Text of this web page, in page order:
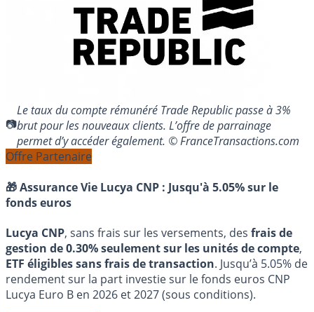
Le taux du compte rémunéré Trade Republic passe à 3%
brut pour les nouveaux clients. L’offre de parrainage
permet d’y accéder également. © FranceTransactions.com
Offre Partenaire
🎁 Assurance Vie Lucya CNP : Jusqu'à 5.05% sur le
fonds euros
Lucya CNP, sans frais sur les versements, des frais de
gestion de 0.30% seulement sur les unités de compte,
ETF éligibles sans frais de transaction. Jusqu’à 5.05% de
rendement sur la part investie sur le fonds euros CNP
Lucya Euro B en 2026 et 2027 (sous conditions).